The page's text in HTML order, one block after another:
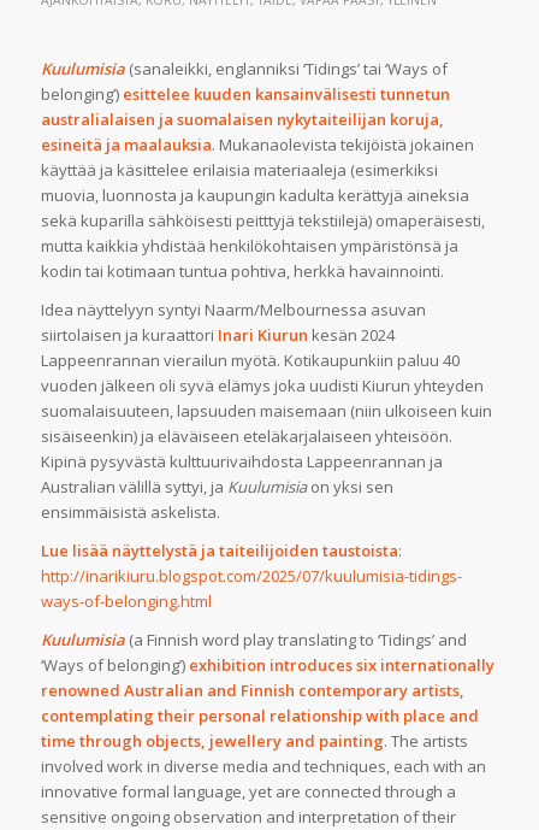
Kuulumisia (sanaleikki, englanniksi ‘Tidings’ tai ‘Ways of
belonging’) esittelee kuuden kansainvälisesti tunnetun
australialaisen ja suomalaisen nykytaiteilijan koruja,
esineitä ja maalauksia. Mukanaolevista tekijöistä jokainen
käyttää ja käsittelee erilaisia materiaaleja (esimerkiksi
muovia, luonnosta ja kaupungin kadulta kerättyjä aineksia
sekä kuparilla sähköisesti peitttyjä tekstiilejä) omaperäisesti,
mutta kaikkia yhdistää henkilökohtaisen ympäristönsä ja
kodin tai kotimaan tuntua pohtiva, herkkä havainnointi.
Idea näyttelyyn syntyi Naarm/Melbournessa asuvan
siirtolaisen ja kuraattori Inari Kiurun kesän 2024
Lappeenrannan vierailun myötä. Kotikaupunkiin paluu 40
vuoden jälkeen oli syvä elämys joka uudisti Kiurun yhteyden
suomalaisuuteen, lapsuuden maisemaan (niin ulkoiseen kuin
sisäiseenkin) ja eläväiseen eteläkarjalaiseen yhteisöön.
Kipinä pysyvästä kulttuurivaihdosta Lappeenrannan ja
Australian välillä syttyi, ja Kuulumisiaon yksi sen
ensimmäisistä askelista.
Lue lisää näyttelystä ja taiteilijoiden taustoista:
http://inarikiuru.blogspot.com/2025/07/kuulumisia-tidings-
ways-of-belonging.html
Kuulumisia (a Finnish word play translating to ‘Tidings’ and
‘Ways of belonging’) exhibition introduces six internationally
renowned Australian and Finnish contemporary artists,
contemplating their personal relationship with place and
time through objects, jewellery and painting. The artists
involved work in diverse media and techniques, each with an
innovative formal language, yet are connected through a
sensitive ongoing observation and interpretation of their